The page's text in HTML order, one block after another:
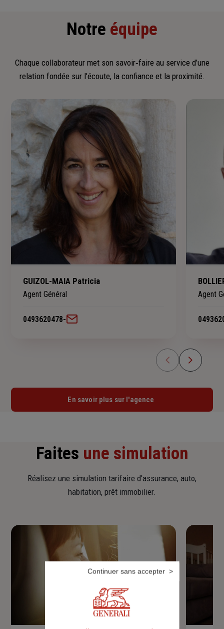
Notre équipe
Chaque collaborateur met son savoir‑faire au service d’une
relation fondée sur l’écoute, la confiance et la proximité.
GUIZOL-MAIA Patricia
Agent Général
0493620478-
Agent
En savoir plus sur l'agence
Faites une simulation
Réalisez une simulation tarifaire d'assurance, auto,
habitation, prêt immobilier.
Continuer sans accepter